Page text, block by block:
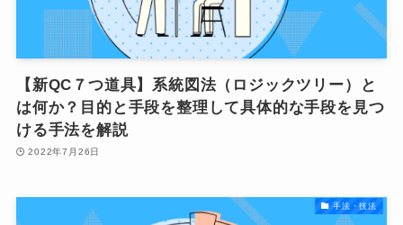
【新QC７つ道具】系統図法（ロジックツリー）と
は何か？目的と手段を整理して具体的な手段を見つ
ける手法を解説
2022年7月26日
手法・技法